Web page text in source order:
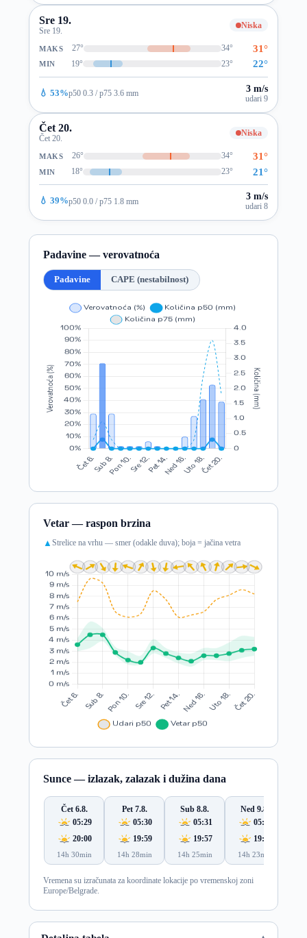
Sre 19.
Sre 19.
Niska
MAKS 27° 34° 31°
MIN 19° 23° 22°
💧 53%p50 0.3 / p75 3.6 mm 3 m/s
udari 9
Čet 20.
Čet 20.
Niska
MAKS 26° 34° 31°
MIN 18° 23° 21°
💧 39%p50 0.0 / p75 1.8 mm 3 m/s
udari 8
Padavine — verovatnoća
Padavine CAPE (nestabilnost)
Vetar — raspon brzina
▲ Strelice na vrhu — smer (odakle duva); boja = jačina vetra
Sunce — izlazak, zalazak i dužina dana
Čet 6.8.
05:29
20:00
14h 30min
Pet 7.8.
05:30
19:59
14h 28min
Sub 8.8.
05:31
19:57
14h 25min
Ned 9.8.
05:32
19:56
14h 23min
Vremena su izračunata za koordinate lokacije po vremenskoj zoni
Europe/Belgrade.